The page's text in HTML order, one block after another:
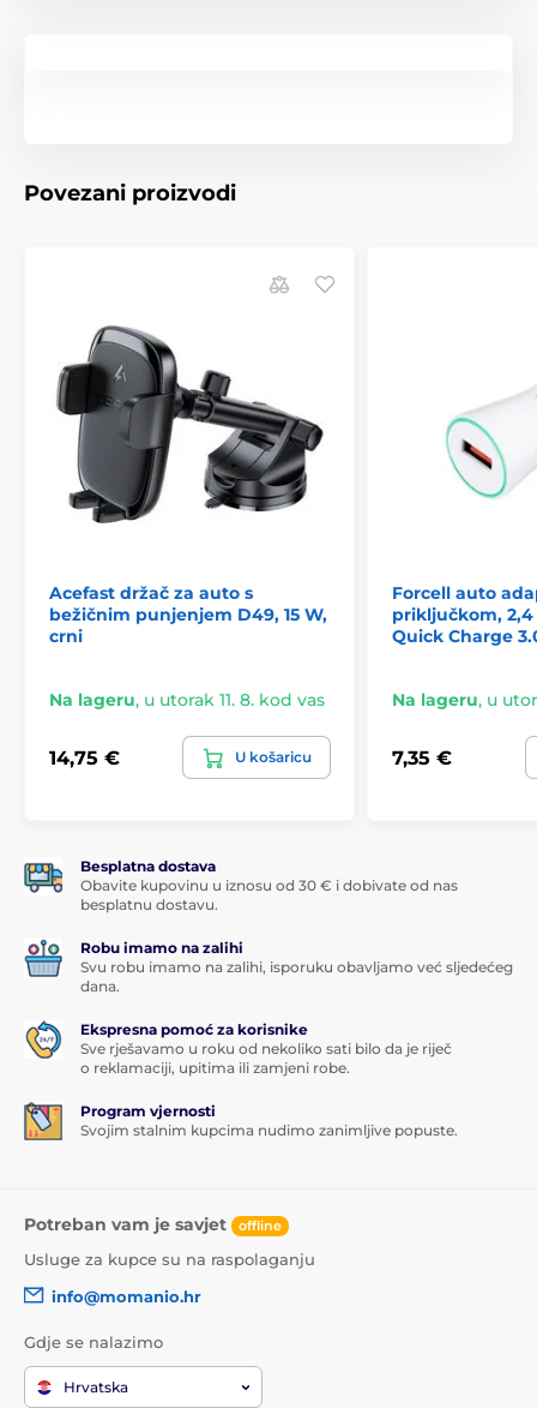
Povezani proizvodi
Acefast držač za auto s
bežičnim punjenjem D49, 15 W,
crni
Na lageru, u utorak 11. 8. kod vas
14,75 € U košaricu
Forcell auto
priključkom,
Quick Charge
Na lageru, u
7,35 €
Besplatna dostava
Obavite kupovinu u iznosu od 30 € i dobivate od nas
besplatnu dostavu.
Robu imamo na zalihi
Svu robu imamo na zalihi, isporuku obavljamo već sljedećeg
dana.
Ekspresna pomoć za korisnike
Sve rješavamo u roku od nekoliko sati bilo da je riječ
o reklamaciji, upitima ili zamjeni robe.
Program vjernosti
Svojim stalnim kupcima nudimo zanimljive popuste.
Potreban vam je savjet offline
Usluge za kupce su na raspolaganju
info@momanio.hr
Gdje se nalazimo
Hrvatska